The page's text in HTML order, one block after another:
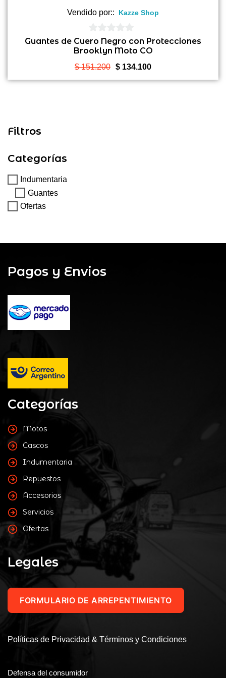
Vendido por:: Kazze Shop
0
de
5
Guantes de Cuero Negro con Protecciones
Brooklyn Moto CO
$151.200 El
precio
$ 134.100El
precio
Filtros
Categorías
Indumentaria
Guantes
Ofertas
Pagos y Envios
Categorías
Motos
Cascos
Indumentaria
Repuestos
Accesorios
Servicios
Ofertas
Legales
FORMULARIO DE ARREPENTIMIENTO
Políticas de Privacidad & Términos y Condiciones
Defensa del consumidor